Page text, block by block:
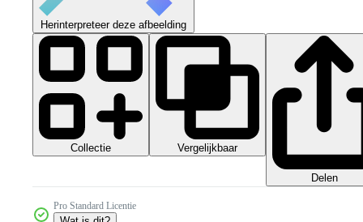
Herinterpreteer deze afbeelding
Collectie Vergelijkbaar
Delen
Pro Standard Licentie